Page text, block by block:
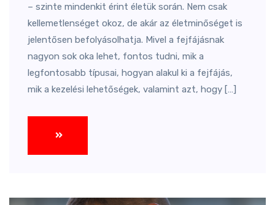
– szinte mindenkit érint életük során. Nem csak
kellemetlenséget okoz, de akár az életminőséget is
jelentősen befolyásolhatja. Mivel a fejfájásnak
nagyon sok oka lehet, fontos tudni, mik a
legfontosabb típusai, hogyan alakul ki a fejfájás,
mik a kezelési lehetőségek, valamint azt, hogy […]